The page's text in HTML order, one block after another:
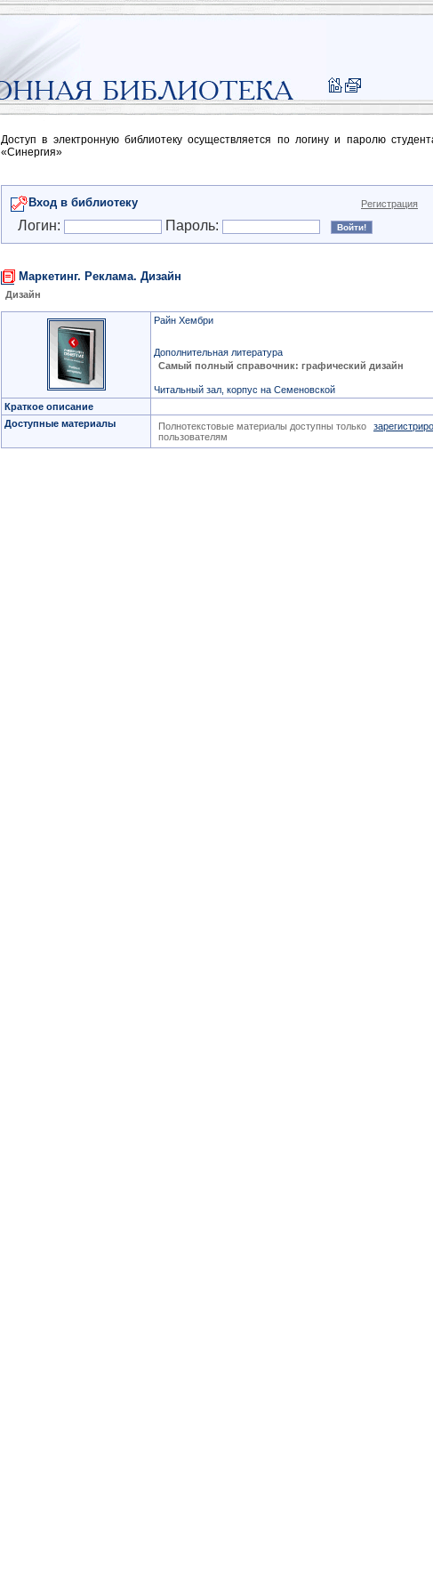
Доступ в электронную библиотеку осуществляется по логину и паролю
«Синергия»
Вход в библиотеку Регистрация
Логин: Пароль:
Маркетинг. Реклама. Дизайн
Дизайн
Райн Хембри
Дополнительная литература
Самый полный справочник: графический дизайн
Читальный зал, корпус на Семеновской
Краткое описание
Доступные материалы
Полнотекстовые материалы доступны только
пользователям